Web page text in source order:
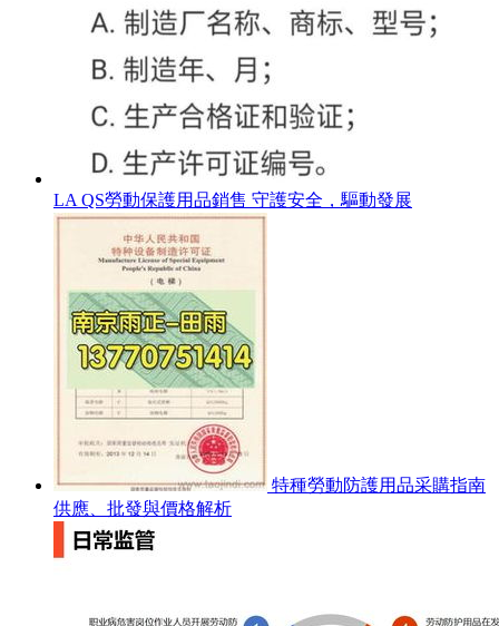
LA QS勞動保護用品銷售 守護安全，驅動發展
特種勞動防護用品采購指南
供應、批發與價格解析